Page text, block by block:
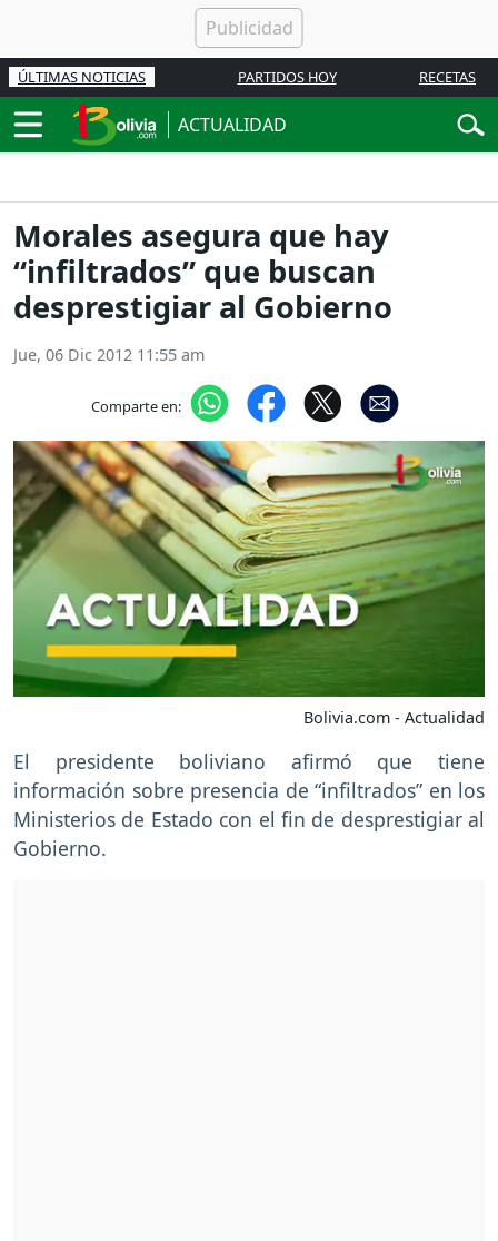
ÚLTIMAS NOTICIAS PARTIDOS HOY RECETAS
ACTUALIDAD
Morales asegura que hay
“infiltrados” que buscan
desprestigiar al Gobierno
Jue, 06 Dic 2012 11:55 am
Comparte en:
Bolivia.com - Actualidad
El presidente boliviano afirmó que tiene
información sobre presencia de “infiltrados” en los
Ministerios de Estado con el fin de desprestigiar al
Gobierno.